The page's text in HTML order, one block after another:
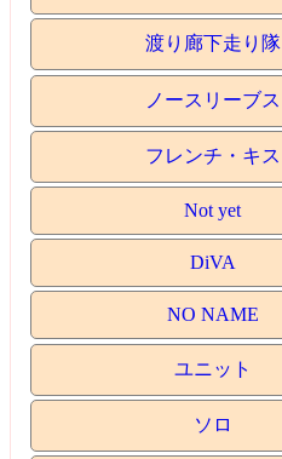
渡り廊下走り隊
ノースリーブス
フレンチ・キス
Not yet
DiVA
NO NAME
ユニット
ソロ